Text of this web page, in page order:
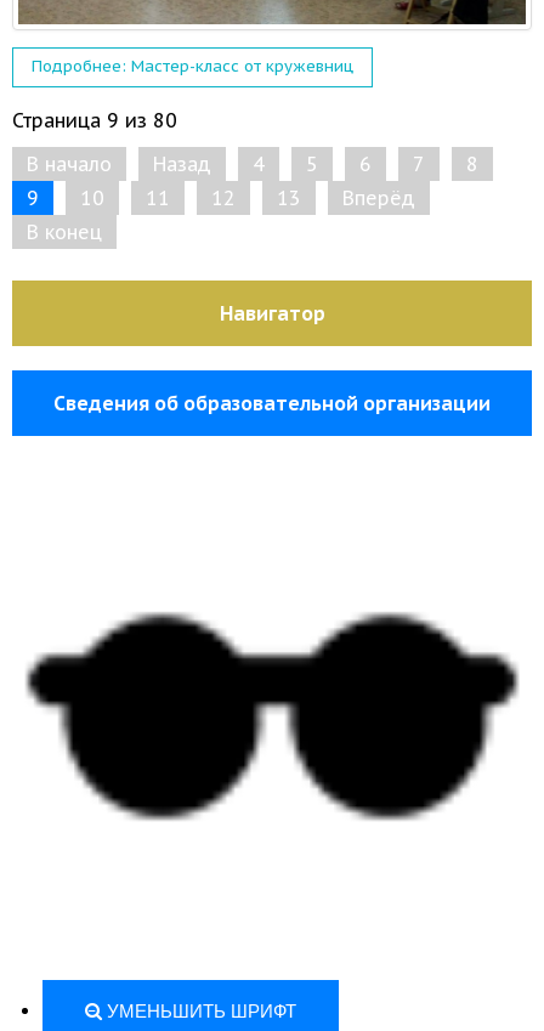
Подробнее: Мастер-класс от кружевниц
Страница 9 из 80
В начало
Назад 4 5 6 7
8
9
10 11 12 13
Вперёд
В конец
Навигатор
Сведения об образовательной организации
УМЕНЬШИТЬ ШРИФТ